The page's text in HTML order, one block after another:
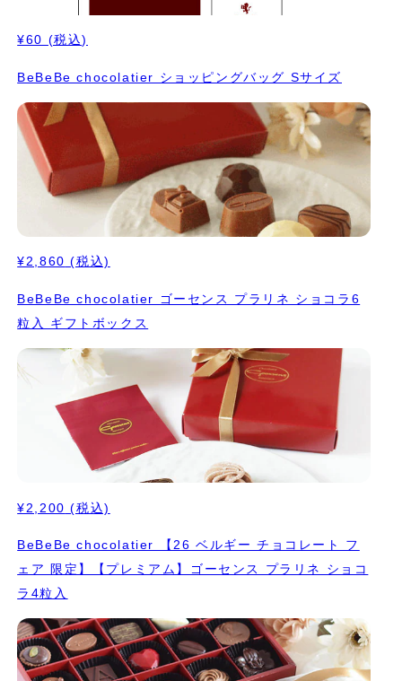
¥60 (税込)
BeBeBe chocolatier ショッピングバッグ Sサイズ
¥2,860 (税込)
BeBeBe chocolatier ゴーセンス プラリネ ショコラ6
粒入 ギフトボックス
¥2,200 (税込)
BeBeBe chocolatier 【26 ベルギー チョコレート フ
ェア 限定】【プレミアム】ゴーセンス プラリネ ショコ
ラ4粒入